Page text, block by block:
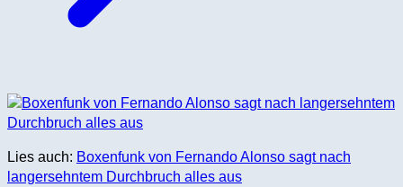
Lies auch: Boxenfunk von Fernando Alonso sagt nach
langersehntem Durchbruch alles aus